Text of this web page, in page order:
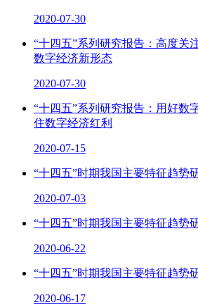
2020-07-30
“十四五”系列研究报告：高度关
数字经济新形态
2020-07-30
“十四五”系列研究报告：用好数
住数字经济红利
2020-07-15
“十四五”时期我国主要特征趋势
2020-07-03
“十四五”时期我国主要特征趋势
2020-06-22
“十四五”时期我国主要特征趋势
2020-06-17